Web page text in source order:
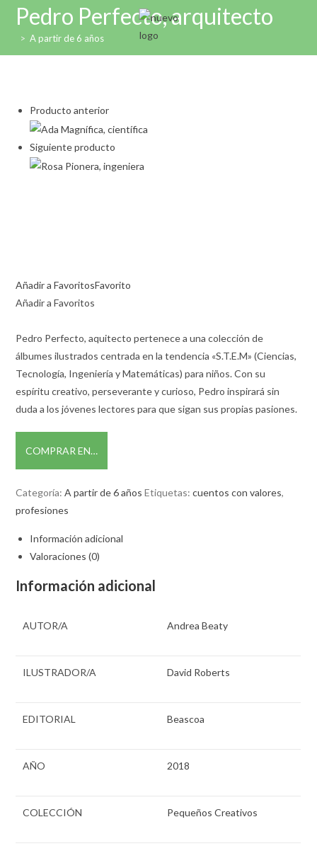
contenido
Pedro Perfecto, arquitecto
> A partir de 6 años
Producto anterior
Siguiente producto
Añadir a FavoritosFavorito
Añadir a Favoritos
Pedro Perfecto, aquitecto pertenece a una colección de
álbumes ilustrados centrada en la tendencia «S.T.E.M» (Ciencias,
Tecnología, Ingeniería y Matemáticas) para niños. Con su
espíritu creativo, perseverante y curioso, Pedro inspirará sin
duda a los jóvenes lectores para que sigan sus propias pasiones.
COMPRAR EN…
Categoría:A partir de 6 años Etiquetas:cuentos con valores,
profesiones
Información adicional
Valoraciones (0)
Información adicional
AUTOR/A Andrea Beaty
ILUSTRADOR/A David Roberts
EDITORIAL Beascoa
AÑO 2018
COLECCIÓN Pequeños Creativos